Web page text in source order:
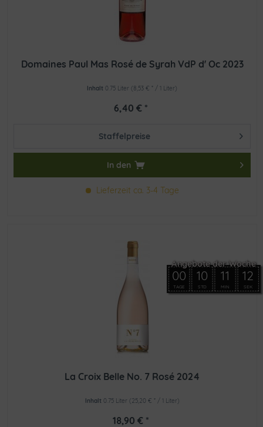
Domaines Paul Mas Rosé de Syrah VdP d' Oc 2023
Inhalt 0.75 Liter (8,53 € * / 1 Liter)
6,40 € *
Staffelpreise
In den
Lieferzeit ca. 3-4 Tage
La Croix Belle No. 7 Rosé 2024
Inhalt 0.75 Liter (25,20 € * / 1 Liter)
18,90 € *
00
TAGE
10
STD
11
MIN
12
SEK